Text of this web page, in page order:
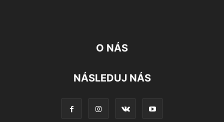
O NÁS
NÁSLEDUJ NÁS